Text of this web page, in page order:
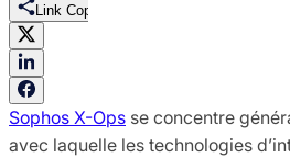
Link Copied
Sophos X-Ops se concentre
avec laquelle les technologies